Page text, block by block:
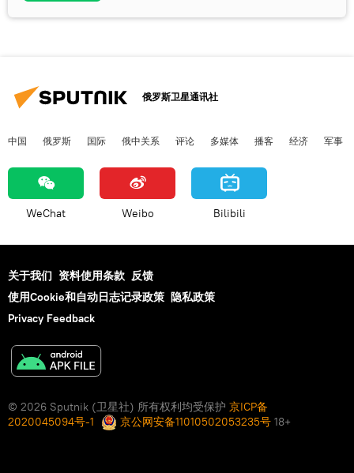
俄罗斯卫星通讯社
中国 俄罗斯 国际 俄中关系 评论 多媒体 播客 经济 军事
WeChat Weibo Bilibili
关于我们 资料使用条款 反馈
使用Cookie和自动日志记录政策 隐私政策
Privacy Feedback
© 2026 Sputnik (卫星社) 所有权利均受保护 京ICP备
2020045094号-1
京公网安备11010502053235号 18+